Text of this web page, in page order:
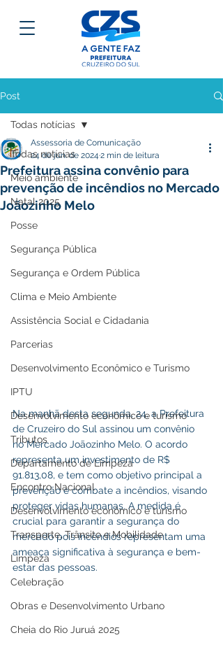
Post
Todas notícias
Meio ambiente
Natal 2025
Posse
Segurança Pública
Segurança e Ordem Pública
Clima e Meio Ambiente
Assistência Social e Cidadania
Parcerias
Desenvolvimento Econômico e Turismo
IPTU
Desenvolvimento econômico e turismo
Tributos
Departamento de Limpeza
Encontro Nacional
Desenvolvimento econômico e turismo
Transporte, Trânsito e Mobilidade
Limpeza
Celebração
Obras e Desenvolvimento Urbano
Cheia do Rio Juruá 2025
Todas notícias
Prefeitura assina convênio para
prevenção de incêndios no Mercado
Joãozinho Melo
Assessoria de Comunicação
24 de jun. de 2024 2 min de leitura
Na manhã desta segunda, 24, a Prefeitura
de Cruzeiro do Sul assinou um convênio
no Mercado Joãozinho Melo. O acordo
representa um investimento de R$
91.813,08, e tem como objetivo principal a
prevenção e combate a incêndios, visando
proteger vidas humanas. A medida é
crucial para garantir a segurança do
mercado pois incêndios representam uma
ameaça significativa à segurança e bem-
estar das pessoas.